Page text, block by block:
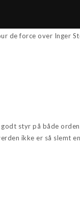
de force over Inger
styr på både
ikke er så slemt